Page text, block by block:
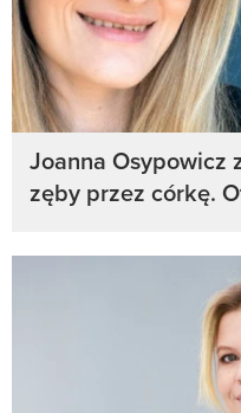
Joanna Osypowicz
zęby przez córkę.